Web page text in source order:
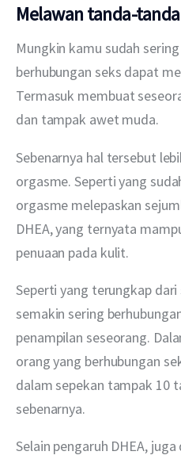
Melawan tanda-
Mungkin kamu sudah
berhubungan seks dapat
Termasuk membuat
dan tampak awet muda.
Sebenarnya hal tersebut
orgasme. Seperti yang
orgasme melepaskan
DHEA, yang ternyata
penuaan pada kulit.
Seperti yang terungkap
semakin sering
penampilan seseorang.
orang yang berhubungan
dalam sepekan tampak 10
sebenarnya.
Selain pengaruh DHEA,